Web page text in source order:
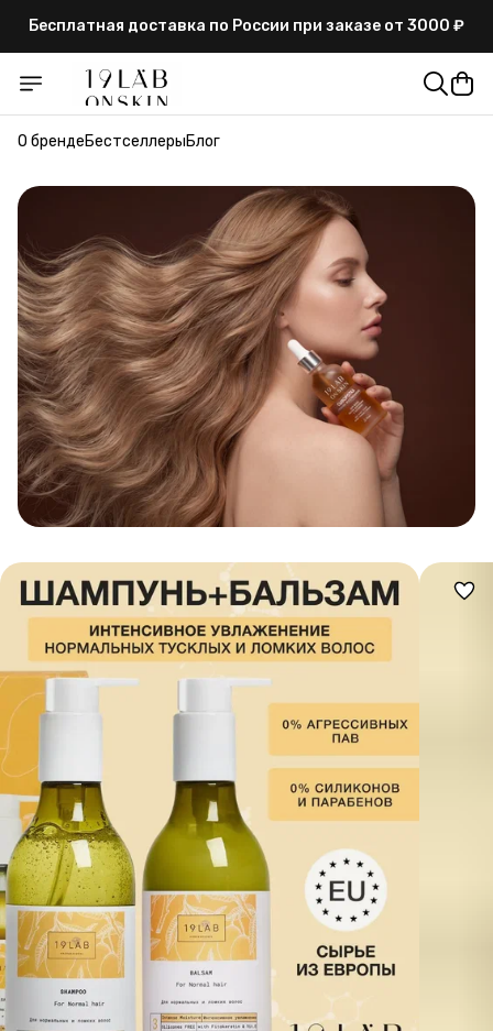
Бесплатная доставка по России при заказе от 3000 ₽
Гарантия высокого качества и сертификаты на
продукцию
Бесплатная доставка по России при заказе от 3000 ₽
О брендеБестселлерыБлог